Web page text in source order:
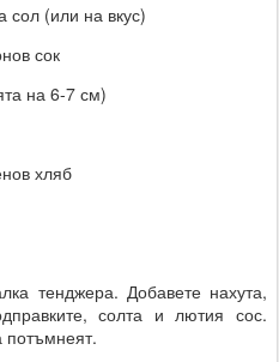
(или на вкус)
сок
на 6-7 см)
хляб
тенджера. Добавете нахута,
солта и лютия сос.
потъмнеят.